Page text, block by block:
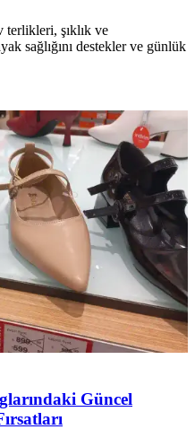
terlikleri, şıklık ve
sağlığını destekler ve günlük
Güncel